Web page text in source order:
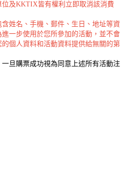
位及KKTIX皆有權利立即取消該消費
姓名、手機、郵件、生日、地址等資
一步使用於您所參加的活動，並不會
個人資料和活動資料提供給無關的第
旦購票成功視為同意上述所有活動注